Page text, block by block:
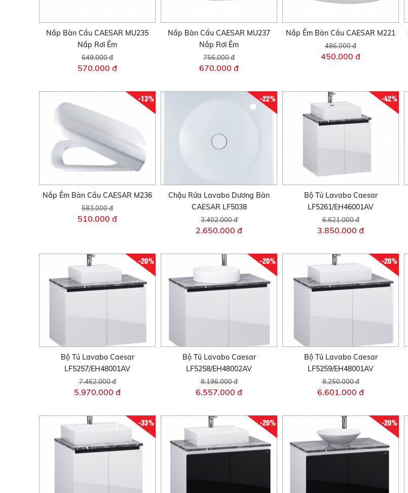
Nắp Bàn Cầu CAESAR MU235
Nắp Rơi Êm
649.000 đ
570.000 đ
Nắp Bàn Cầu CAESAR MU237
Nắp Rơi Êm
756.000 đ
670.000 đ
Nắp Êm Bàn Cầu CAESAR M221
486.000 đ
450.000 đ
-13%
Nắp Êm Bàn Cầu CAESAR M236
583.000 đ
510.000 đ
-22%
Chậu Rửa Lavabo Dương Bàn
CAESAR LF5038
3.402.000 đ
2.650.000 đ
-42%
Bộ Tủ Lavabo Caesar
LF5261/EH46001AV
6.621.000 đ
3.850.000 đ
-20%
Bộ Tủ Lavabo Caesar
LF5257/EH48001AV
7.462.000 đ
5.970.000 đ
-20%
Bộ Tủ Lavabo Caesar
LF5258/EH48002AV
8.196.000 đ
6.557.000 đ
-20%
Bộ Tủ Lavabo Caesar
LF5259/EH48001AV
8.250.000 đ
6.601.000 đ
-33% -20% -20%